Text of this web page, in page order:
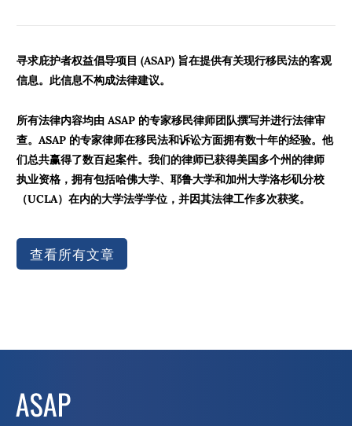
寻求庇护者权益倡导项目 (ASAP) 旨在提供有关现行移民法的客观
信息。此信息不构成法律建议。
所有法律内容均由 ASAP 的专家移民律师团队撰写并进行法律审
查。ASAP 的专家律师在移民法和诉讼方面拥有数十年的经验。他
们总共赢得了数百起案件。我们的律师已获得美国多个州的律师
执业资格，拥有包括哈佛大学、耶鲁大学和加州大学洛杉矶分校
（UCLA）在内的大学法学学位，并因其法律工作多次获奖。
查看所有文章